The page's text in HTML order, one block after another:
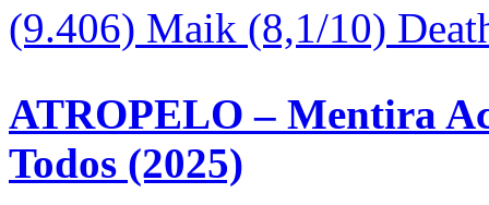
(9.406) Maik (8,1/10)
ATROPELO – Mentira
Todos (2025)